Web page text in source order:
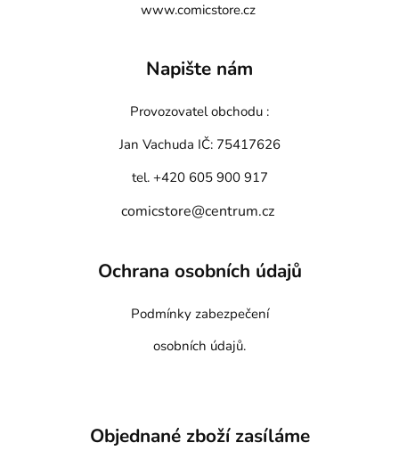
www.comicstore.cz
Napište nám
Provozovatel obchodu :
Jan Vachuda IČ: 75417626
tel. +420 605 900 917
comicstore@centrum.cz
Ochrana osobních údajů
Podmínky zabezpečení
osobních údajů.
Objednané zboží zasíláme